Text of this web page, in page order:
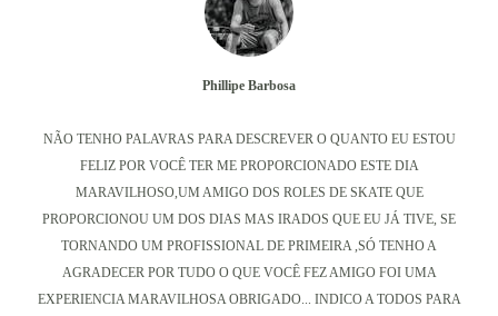
NÃO TENHO PALAVRAS PARA DESCREVER O QUANTO EU ESTOU
FELIZ POR VOCÊ TER ME PROPORCIONADO ESTE DIA
MARAVILHOSO,UM AMIGO DOS ROLES DE SKATE QUE
PROPORCIONOU UM DOS DIAS MAS IRADOS QUE EU JÁ TIVE, SE
TORNANDO UM PROFISSIONAL DE PRIMEIRA ,SÓ TENHO A
AGRADECER POR TUDO O QUE VOCÊ FEZ AMIGO FOI UMA
EXPERIENCIA MARAVILHOSA OBRIGADO... INDICO A TODOS PARA
Phillipe Barbosa